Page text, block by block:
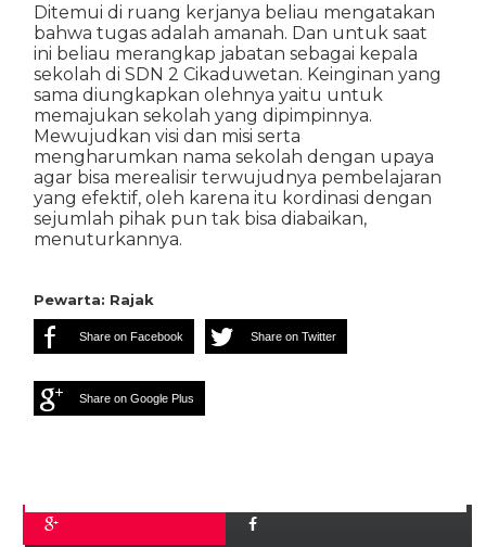
Ditemui di ruang kerjanya beliau mengatakan
bahwa tugas adalah amanah. Dan untuk saat
ini beliau merangkap jabatan sebagai kepala
sekolah di SDN 2 Cikaduwetan. Keinginan yang
sama diungkapkan olehnya yaitu untuk
memajukan sekolah yang dipimpinnya.
Mewujudkan visi dan misi serta
mengharumkan nama sekolah dengan upaya
agar bisa merealisir terwujudnya pembelajaran
yang efektif, oleh karena itu kordinasi dengan
sejumlah pihak pun tak bisa diabaikan,
menuturkannya.
Pewarta: Rajak
Share on Facebook Share on Twitter
Share on Google Plus